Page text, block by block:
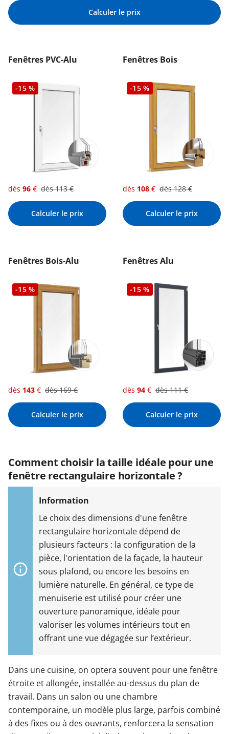
Calculer le prix
Fenêtres PVC-Alu
-15 %
dès 96 € dès113€
Calculer le prix
Fenêtres Bois
-15 %
dès 108 € dès128€
Calculer le prix
Fenêtres Bois-Alu
-15 %
dès 143 € dès169€
Calculer le prix
Fenêtres Alu
-15 %
dès 94 € dès111€
Calculer le prix
Comment choisir la taille idéale pour une
fenêtre rectangulaire horizontale ?
Le choix des dimensions d'une fenêtre
rectangulaire horizontale dépend de
plusieurs facteurs : la configuration de la
pièce, l'orientation de la façade, la hauteur
sous plafond, ou encore les besoins en
lumière naturelle. En général, ce type de
menuiserie est utilisé pour créer une
ouverture panoramique, idéale pour
valoriser les volumes intérieurs tout en
offrant une vue dégagée sur l’extérieur.
Dans une cuisine, on optera souvent pour une fenêtre
étroite et allongée, installée au-dessus du plan de
travail. Dans un salon ou une chambre
contemporaine, un modèle plus large, parfois combiné
à des fixes ou à des ouvrants, renforcera la sensation